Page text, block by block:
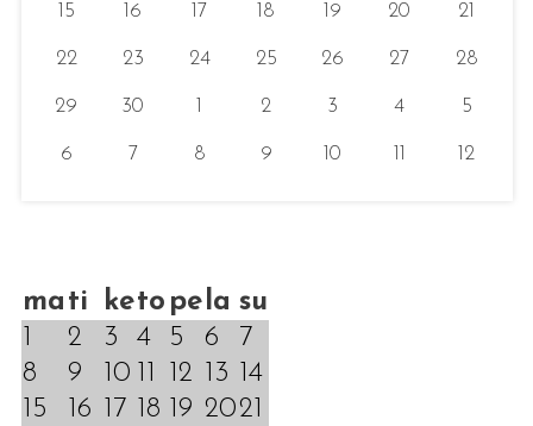
15 16 17 18 19 20 21
22 23 24 25 26 27 28
29 30 1 2 3 4 5
6 7 8 9 10 11 12
ma ti keto pela su
1
2 3 4 5 6
7
8
9 10 11 12 13 14
15
16 17 18 19 2021